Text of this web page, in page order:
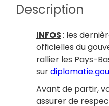
Description
INFOS: les
officielles du
rallier les Pays-
sur
Avant de partir,
assurer de